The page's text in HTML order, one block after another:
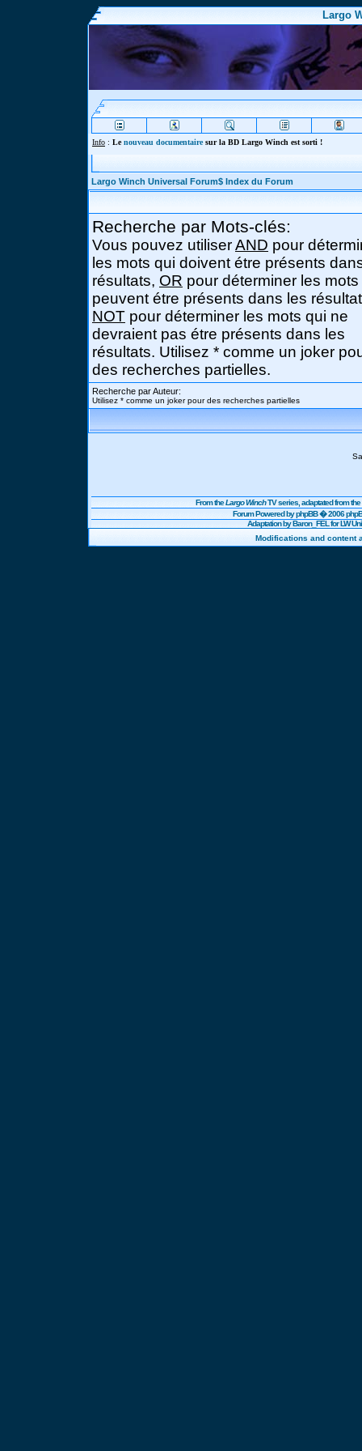
Largo
Info : Lenouveau documentairesur la BD Largo Winch est sorti !
Largo Winch Universal Forum$ Index du Forum
Recherche par Mots-clés:
Vous pouvez utiliserAND pour
les mots qui doivent étre présents
résultats, OR pour déterminer les
peuvent étre présents dans les
NOT pour déterminer les mots qui ne
devraient pas étre présents dans les
résultats. Utilisez * comme un joker
des recherches partielles.
Recherche par Auteur:
Utilisez * comme un joker pour des recherches partielles
From theLargo WinchTV series, adaptated from
Forum Powered byphpBB� 2006
Adaptation by Baron_FEL for LW
Modifications and content